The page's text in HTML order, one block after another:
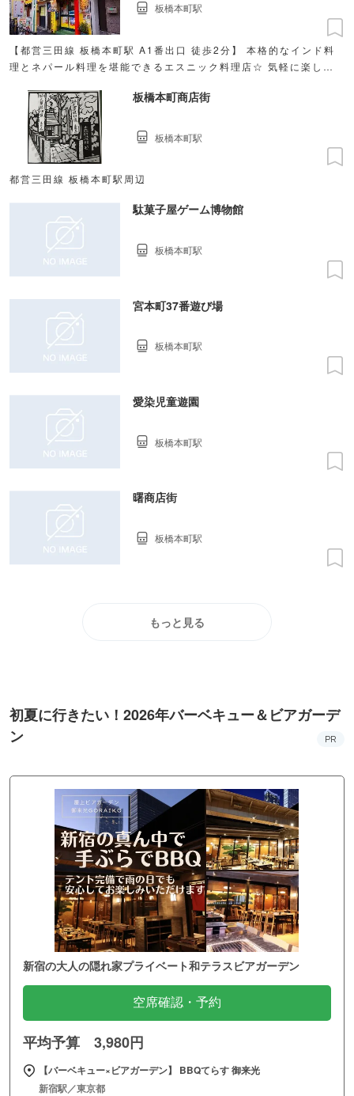
【都営三田線 板橋本町駅 A1番出口 徒歩2分】 本格的なインド料
理とネパール料理を堪能できるエスニック料理店☆ 気軽に楽しめ
板橋本町駅
板橋本町商店街
都営三田線 板橋本町駅周辺
板橋本町駅
駄菓子屋ゲーム博物館
板橋本町駅
宮本町37番遊び場
板橋本町駅
愛染児童遊園
板橋本町駅
曙商店街
板橋本町駅
もっと見る
初夏に行きたい！2026年バーベキュー＆ビアガーデ
ン
PR
新宿の大人の隠れ家プライベート和テラスビアガーデン
空席確認・予約
平均予算 3,980円
【バーベキュー×ビアガーデン】 BBQてらす 御来光
新宿駅／東京都